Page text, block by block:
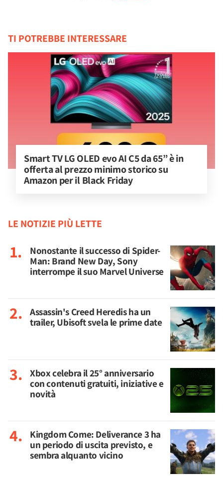
TI POTREBBE INTERESSARE
Smart TV LG OLED evo AI C5 da 65” è in
offerta al prezzo minimo storico su
Amazon per il Black Friday
LE NOTIZIE PIÙ LETTE
Nonostante il successo di Spider-
Man: Brand New Day, Sony
interrompe il suo Marvel Universe
Assassin's Creed Heredis ha un
trailer, Ubisoft svela le prime date
Xbox celebra il 25° anniversario
con contenuti gratuiti, iniziative e
novità
Kingdom Come: Deliverance 3 ha
un periodo di uscita previsto, e
sembra alquanto vicino